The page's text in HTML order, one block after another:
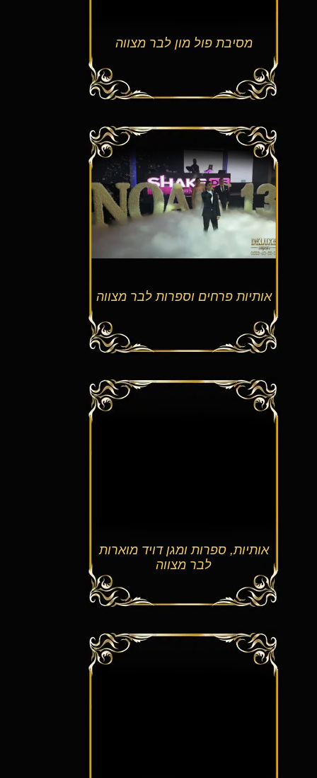
מסיבת פול מון לבר מצווה
פרחים וספרות לבר מצווה
ספרות ומגן דויד מוארות